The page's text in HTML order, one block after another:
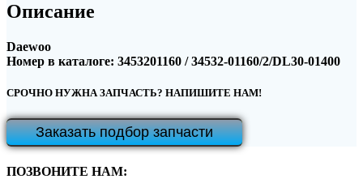
Описание
Daewoo
Номер в каталоге: 3453201160 / 34532-01160/2/DL30-01400
СРОЧНО НУЖНА ЗАПЧАСТЬ? НАПИШИТЕ НАМ!
Заказать подбор запчасти
ПОЗВОНИТЕ НАМ: